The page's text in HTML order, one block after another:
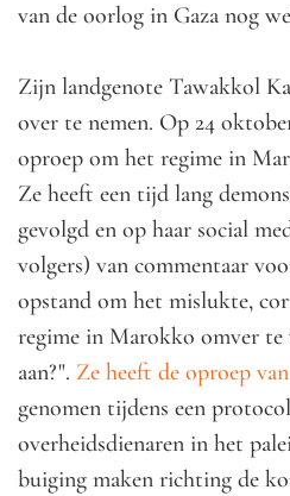
van de oorlog in Gaza nog
Zijn landgenote Tawakkol
over te nemen. Op 24
oproep om het regime in
Ze heeft een tijd lang
gevolgd en op haar social
volgers) van commentaar
opstand om het mislukte,
regime in Marokko omver
aan?". Ze heeft de oproep
genomen tijdens een
overheidsdienaren in het
buiging maken richting de